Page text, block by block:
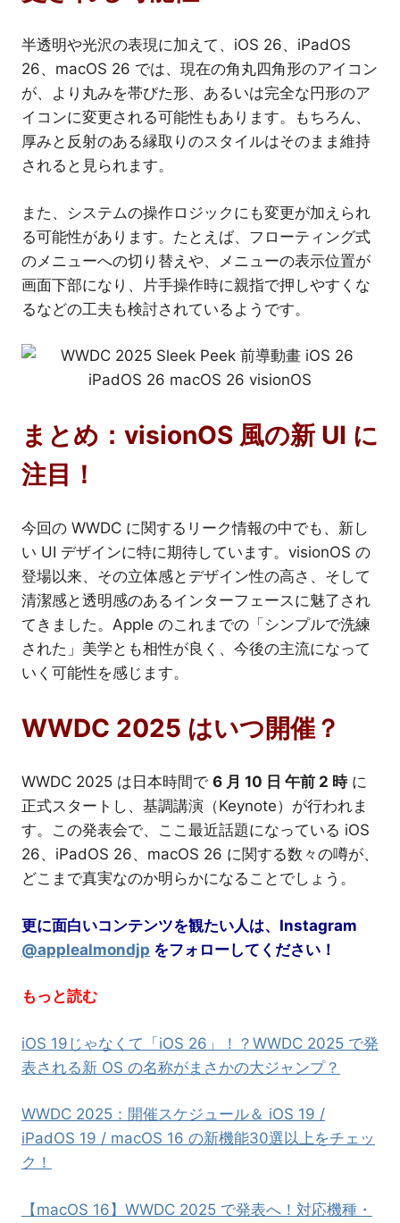
半透明や光沢の表現に加えて、iOS 26、iPadOS
26、macOS 26 では、現在の角丸四角形のアイコン
が、より丸みを帯びた形、あるいは完全な円形のア
イコンに変更される可能性もあります。もちろん、
厚みと反射のある縁取りのスタイルはそのまま維持
されると見られます。
また、システムの操作ロジックにも変更が加えられ
る可能性があります。たとえば、フローティング式
のメニューへの切り替えや、メニューの表示位置が
画面下部になり、片手操作時に親指で押しやすくな
るなどの工夫も検討されているようです。
まとめ：visionOS 風の新 UI に
注目！
今回の WWDC に関するリーク情報の中でも、新し
い UI デザインに特に期待しています。visionOS の
登場以来、その立体感とデザイン性の高さ、そして
清潔感と透明感のあるインターフェースに魅了され
てきました。Apple のこれまでの「シンプルで洗練
された」美学とも相性が良く、今後の主流になって
いく可能性を感じます。
WWDC 2025 はいつ開催？
WWDC 2025 は日本時間で 6 月 10 日 午前 2 時に
正式スタートし、基調講演（Keynote）が行われま
す。この発表会で、ここ最近話題になっている iOS
26、iPadOS 26、macOS 26 に関する数々の噂が、
どこまで真実なのか明らかになることでしょう。
更に面白いコンテンツを観たい人は、Instagram
@applealmondjp をフォローしてください！
もっと読む
iOS 19じゃなくて「iOS 26」！？WWDC 2025 で発
表される新 OS の名称がまさかの大ジャンプ？
WWDC 2025：開催スケジュール＆ iOS 19 /
iPadOS 19 / macOS 16 の新機能30選以上をチェッ
ク！
【macOS 16】WWDC 2025 で発表へ！対応機種・